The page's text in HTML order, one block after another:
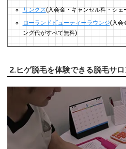
リンクス(入会金・キャンセル料・シェ
ローランドビューティーラウンジ(入会
ング代がすべて無料)
2.ヒゲ脱毛を体験できる脱毛サ